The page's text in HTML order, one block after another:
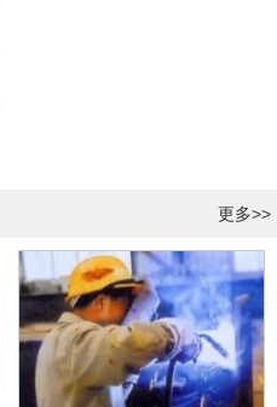
更多>>